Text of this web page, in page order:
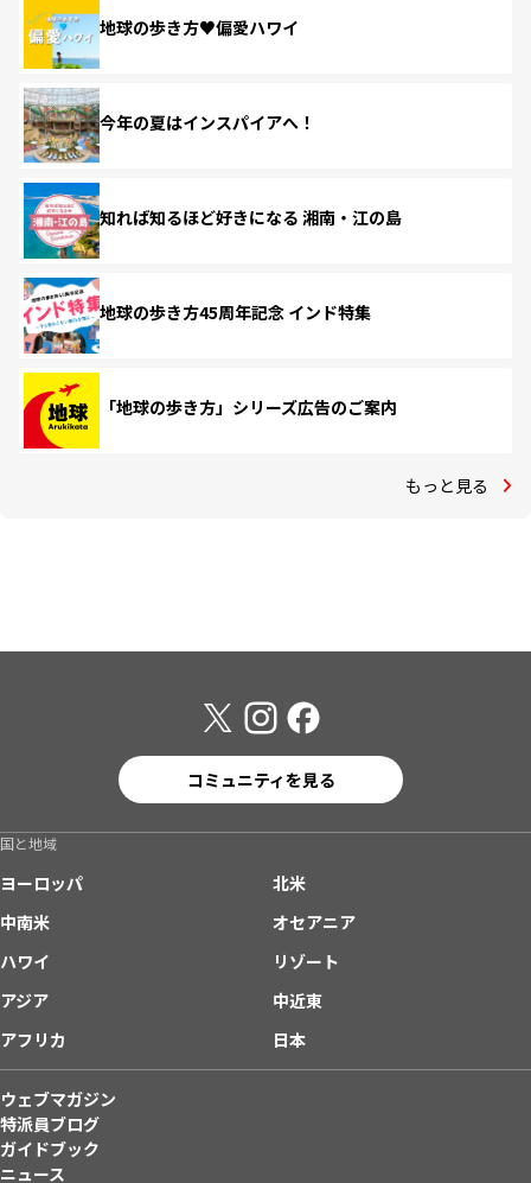
地球の歩き方♥偏愛ハワイ
今年の夏はインスパイアへ！
知れば知るほど好きになる 湘南・江の島
地球の歩き方45周年記念 インド特集
「地球の歩き方」シリーズ広告のご案内
もっと見る
コミュニティを見る
国と地域
ヨーロッパ
北米
中南米
オセアニア
ハワイ
リゾート
アジア
中近東
アフリカ
日本
ウェブマガジン
特派員ブログ
ガイドブック
ニュース